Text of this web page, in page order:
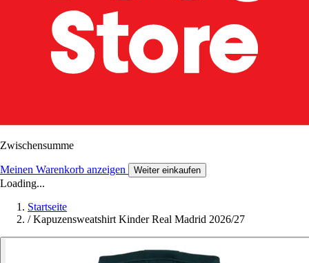
Zwischensumme
Meinen Warenkorb anzeigen Weiter einkaufen
Loading...
Startseite
/ Kapuzensweatshirt Kinder Real Madrid 2026/27